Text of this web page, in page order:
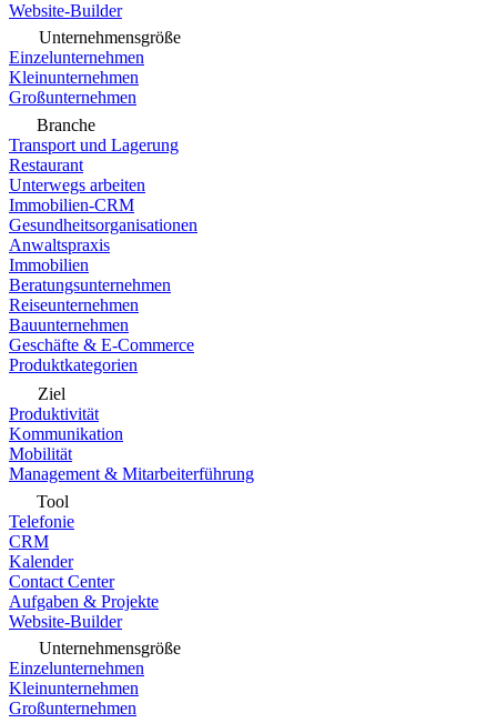
Website-Builder
Unternehmensgröße
Einzelunternehmen
Kleinunternehmen
Großunternehmen
Branche
Transport und Lagerung
Restaurant
Unterwegs arbeiten
Immobilien-CRM
Gesundheitsorganisationen
Anwaltspraxis
Immobilien
Beratungsunternehmen
Reiseunternehmen
Bauunternehmen
Geschäfte & E-Commerce
Produktkategorien
Ziel
Produktivität
Kommunikation
Mobilität
Management & Mitarbeiterführung
Tool
Telefonie
CRM
Kalender
Contact Center
Aufgaben & Projekte
Website-Builder
Unternehmensgröße
Einzelunternehmen
Kleinunternehmen
Großunternehmen